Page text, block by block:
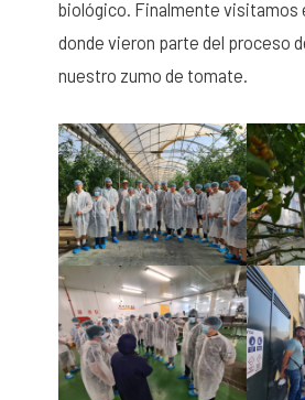
biológico. Finalmente visitamos
donde vieron parte del proceso
nuestro zumo de tomate.